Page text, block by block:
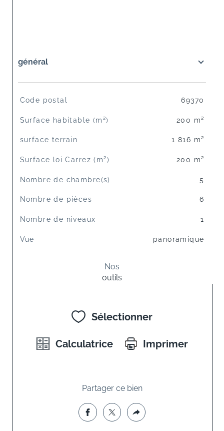
général
TRAD_SIROCCO_Caracteristique
Code postal 69370
Surface habitable (m²) 200 m²
surface terrain 1 816 m²
Surface loi Carrez (m²) 200 m²
Nombre de chambre(s) 5
Nombre de pièces 6
Nombre de niveaux 1
Vue panoramique
Nos
outils
Sélectionner
Calculatrice Imprimer
Partager ce bien